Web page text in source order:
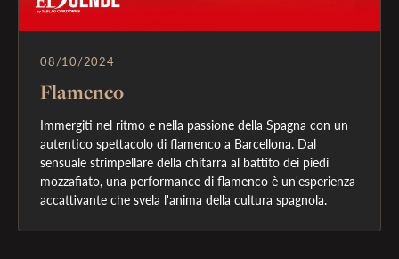
08/10/2024
Flamenco
Immergiti nel ritmo e nella passione della Spagna con un
autentico spettacolo di flamenco a Barcellona. Dal
sensuale strimpellare della chitarra al battito dei piedi
mozzafiato, una performance di flamenco è un'esperienza
accattivante che svela l'anima della cultura spagnola.